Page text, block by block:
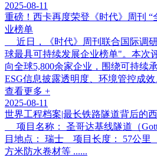
2025-08-11
重磅！西卡再度荣登《时代》周刊 “
业榜单
近日，《时代》周刊联合国际调研
球最具可持续发展企业榜单"。本次
向全球5,800余家企业，围绕可持续
ESG信息披露透明度、环境管控成
查看更多 +
2025-08-11
世界工程档案|最长铁路隧道背后的
项目名称： 圣哥达基线隧道（
目地点： 瑞士 项目长度： 57公里
方米防水卷材等 ......